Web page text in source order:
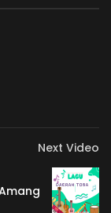
Next Video